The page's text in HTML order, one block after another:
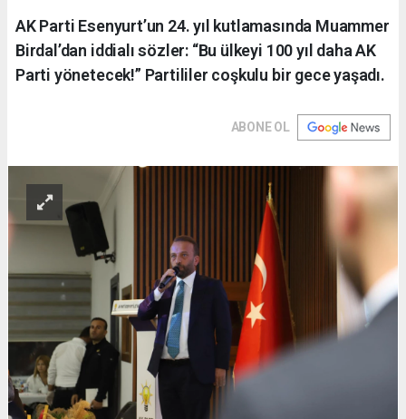
AK Parti Esenyurt’un 24. yıl kutlamasında Muammer
Birdal’dan iddialı sözler: “Bu ülkeyi 100 yıl daha AK
Parti yönetecek!” Partililer coşkulu bir gece yaşadı.
ABONE OL